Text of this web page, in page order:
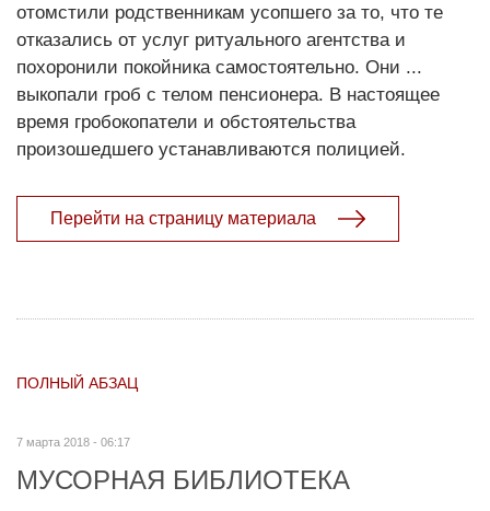
отомстили родственникам усопшего за то, что те
отказались от услуг ритуального агентства и
похоронили покойника самостоятельно. Они ...
выкопали гроб с телом пенсионера. В настоящее
время гробокопатели и обстоятельства
произошедшего устанавливаются полицией.
Перейти на страницу материала
ПОЛНЫЙ АБЗАЦ
7 марта 2018 - 06:17
МУСОРНАЯ БИБЛИОТЕКА